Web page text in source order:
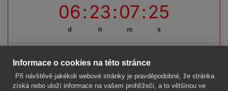
06
d
:23
h
:07
m
:24
s
Informace o cookies na této stránce
Při návštěvě jakékoli webové stránky je pravděpodobné, že stránka
získá nebo uloží informace na vašem prohlížeči, a to většinou ve